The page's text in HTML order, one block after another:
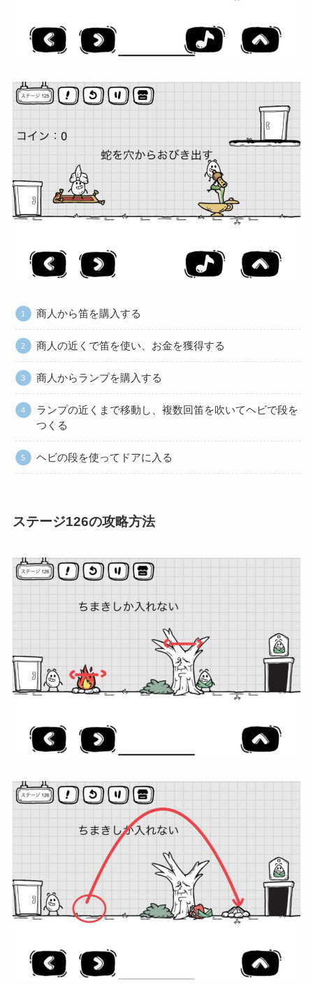
商人から笛を購入する
商人の近くで笛を使い、お金を獲得する
商人からランプを購入する
ランプの近くまで移動し、複数回笛を吹いてヘビで段を
つくる
ヘビの段を使ってドアに入る
ステージ126の攻略方法